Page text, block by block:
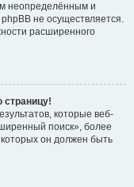
неопределённым и
не осуществляется.
расширенного
страницу!
которые веб-
поиск», более
он должен быть